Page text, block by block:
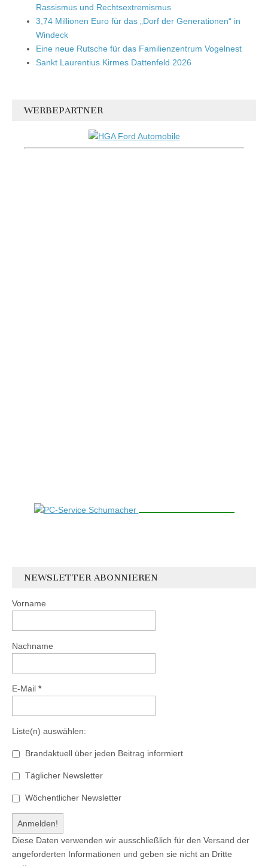
Rassismus und Rechtsextremismus
3,74 Millionen Euro für das „Dorf der Generationen“ in
Windeck
Eine neue Rutsche für das Familienzentrum Vogelnest
Sankt Laurentius Kirmes Dattenfeld 2026
WERBEPARTNER
NEWSLETTER ABONNIEREN
Vorname
Nachname
E-Mail *
Liste(n) auswählen:
Brandaktuell über jeden Beitrag informiert
Täglicher Newsletter
Wöchentlicher Newsletter
Diese Daten verwenden wir ausschließlich für den Versand der
angeforderten Informationen und geben sie nicht an Dritte